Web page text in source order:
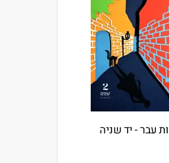
עבר - יד שניה